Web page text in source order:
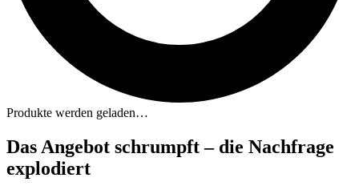
Produkte werden geladen…
Das Angebot schrumpft – die Nachfrage
explodiert